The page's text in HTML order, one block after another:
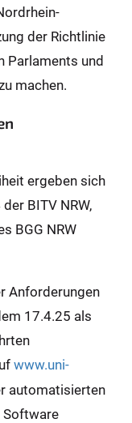
der Richtlinie
Parlaments und
machen.
ergeben sich
BITV NRW,
BGG NRW
Anforderungen
17.4.25 als
www.uni-
automatisierten